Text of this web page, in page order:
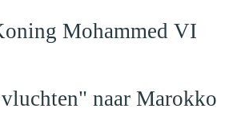
Mohammed VI
naar Marokko